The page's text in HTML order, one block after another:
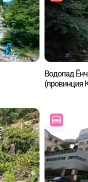
Водопад
(провинция